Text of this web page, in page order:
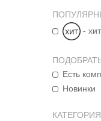
- хит
Есть
Новинки